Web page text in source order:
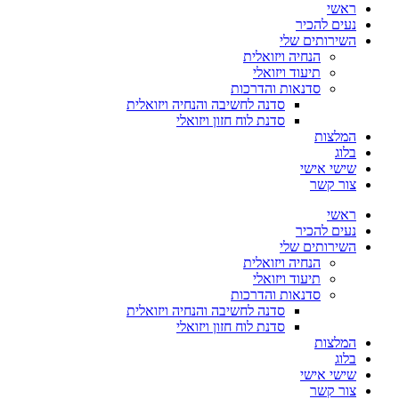
ראשי
נעים להכיר
השירותים שלי
הנחיה ויזואלית
תיעוד ויזואלי
סדנאות והדרכות
סדנה לחשיבה והנחיה ויזואלית
סדנת לוח חזון ויזואלי
המלצות
בלוג
שישי אישי
צור קשר
ראשי
נעים להכיר
השירותים שלי
הנחיה ויזואלית
תיעוד ויזואלי
סדנאות והדרכות
סדנה לחשיבה והנחיה ויזואלית
סדנת לוח חזון ויזואלי
המלצות
בלוג
שישי אישי
צור קשר